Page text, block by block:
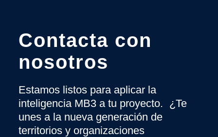
Contacta con
nosotros
Estamos listos para aplicar la
inteligencia MB3 a tu proyecto. ¿Te
unes a la nueva generación de
territorios y organizaciones